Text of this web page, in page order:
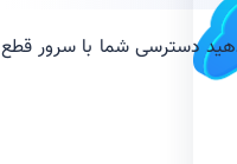
دسترسی شما با سرور قطع